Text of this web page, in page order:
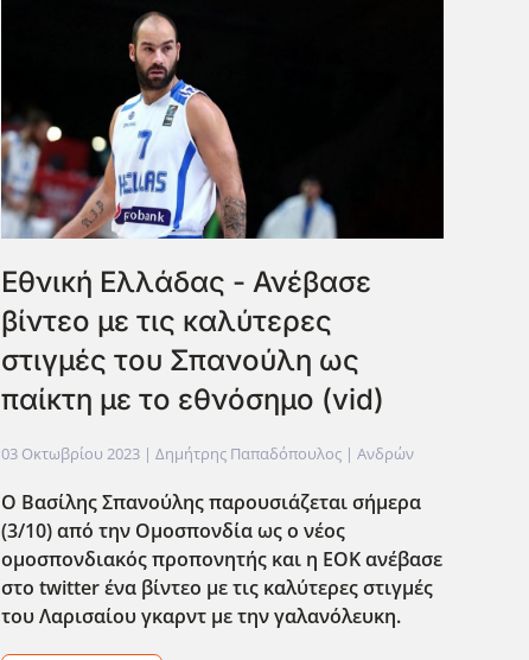
Εθνική Ελλάδας - Ανέβασε
βίντεο με τις καλύτερες
στιγμές του Σπανούλη ως
παίκτη με το εθνόσημο (vid)
03 Οκτωβρίου 2023| Δημήτρης Παπαδόπουλος | Ανδρών
O Βασίλης Σπανούλης παρουσιάζεται σήμερα
(3/10) από την Ομοσπονδία ως ο νέος
ομοσπονδιακός προπονητής και η ΕΟΚ ανέβασε
στο twitter ένα βίντεο με τις καλύτερες στιγμές
του Λαρισαίου γκαρντ με την γαλανόλευκη.